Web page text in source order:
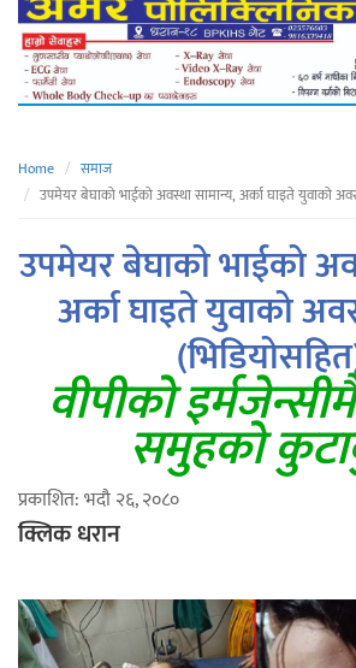
Home
समाज
उपमेयर बेघाको भाईको अवस्था सामान्य, अर्का घाइते युवाको
उपमेयर बेघाको भाईको
अर्का घाइते युवाको
वीपीको
समुहको
प्रकाशित: भदौ २६, २०८०
क्लिक धरान